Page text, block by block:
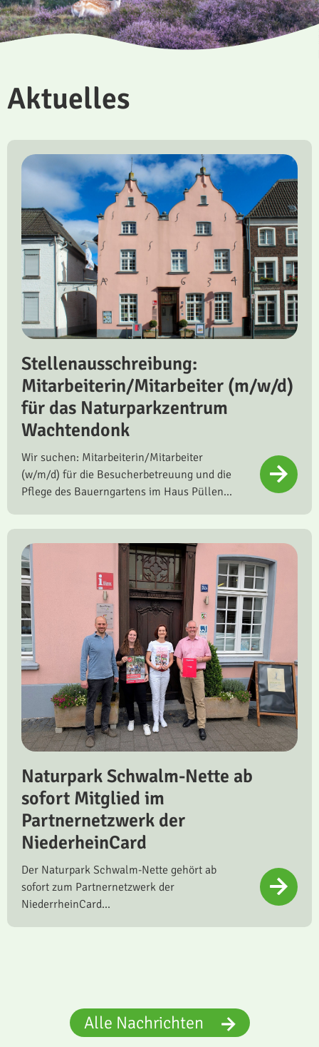
Aktuelles
Stellenausschreibung:
Mitarbeiterin/Mitarbeiter (m/w/d)
für das Naturparkzentrum
Wachtendonk
Wir suchen: Mitarbeiterin/Mitarbeiter
(w/m/d) für die Besucherbetreuung und die
Pflege des Bauerngartens im Haus Püllen...
Naturpark Schwalm-Nette ab
sofort Mitglied im
Partnernetzwerk der
NiederheinCard
Der Naturpark Schwalm-Nette gehört ab
sofort zum Partnernetzwerk der
NiederrheinCard...
Alle Nachrichten